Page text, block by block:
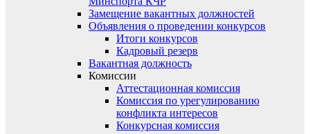
Замещение вакантных должностей
Объявления о проведении конкурсов
Итоги конкурсов
Кадровый резерв
Вакантная должность
Комиссии
Аттестационная комиссия
Комиссия по урегулированию
конфликта интересов
Конкурсная комиссия